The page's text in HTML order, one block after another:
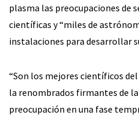
plasma las preocupaciones de
científicas y “miles de
instalaciones para desarrollar
“Son los mejores científicos
la renombrados firmantes de la
preocupación en una fase